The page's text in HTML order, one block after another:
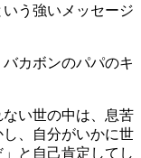
う強いメッセージ
カボンのパパのキ
い世の中は、息苦
、自分がいかに世
と自己肯定してし